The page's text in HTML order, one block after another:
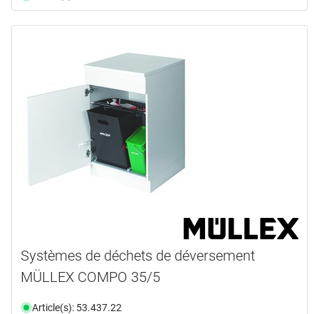
Systèmes de déchets de déversement
MÜLLEX COMPO 35/5
Article(s): 53.437.22